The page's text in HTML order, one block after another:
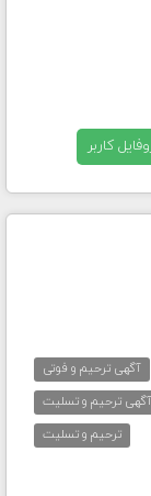
کاربر
آگهی ترحیم و فوتی
ترحیم و تسلیت
ترحیم و تسلیت